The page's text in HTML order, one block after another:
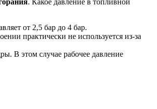
. Какое давление в топливной
от 2,5 бар до 4 бар.
практически не используется из-за
В этом случае рабочее давление